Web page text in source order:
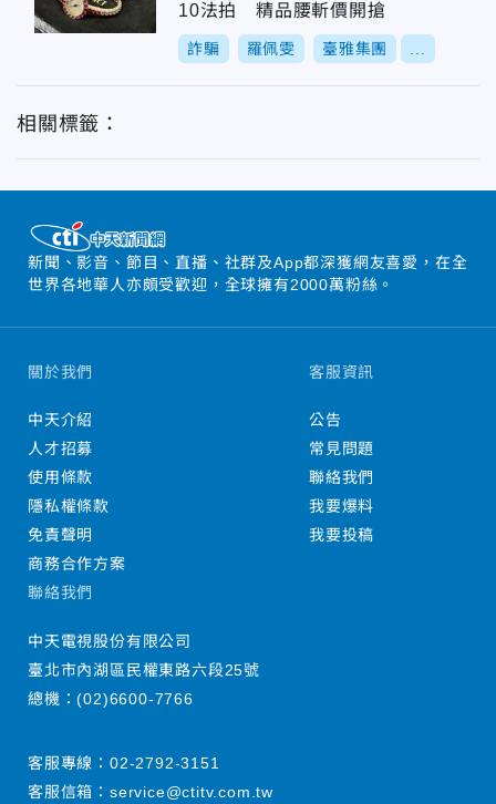
10法拍 精品腰斬價開搶
詐騙 羅佩雯 臺雅集團
相關標籤：
新聞、影音、節目、直播、社群及App都深獲網友喜愛，在全
世界各地華人亦頗受歡迎，全球擁有2000萬粉絲。
關於我們
中天介紹
人才招募
使用條款
隱私權條款
免責聲明
商務合作方案
客服資訊
公告
常見問題
聯絡我們
我要爆料
我要投稿
聯絡我們
中天電視股份有限公司
臺北市內湖區民權東路六段25號
總機：(02)6600-7766
客服專線： 02-2792-3151
客服信箱： service@ctitv.com.tw